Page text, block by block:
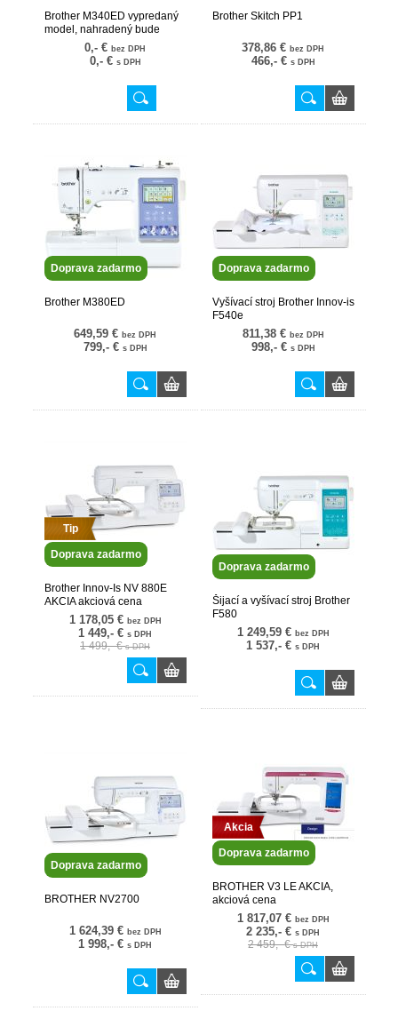
Brother M340ED vypredaný
model, nahradený bude
0,- € bez DPH
0,- € s DPH
Brother Skitch PP1
378,86 € bez DPH
466,- € s DPH
Doprava zadarmo
Brother M380ED
649,59 € bez DPH
799,- € s DPH
Doprava zadarmo
Vyšívací stroj Brother Innov-is
F540e
811,38 € bez DPH
998,- € s DPH
Tip
Doprava zadarmo
Brother Innov-Is NV 880E
AKCIA akciová cena
1 178,05 € bez DPH
1 449,- € s DPH
1 499,- €s DPH
Doprava zadarmo
Šijací a vyšívací stroj Brother
F580
1 249,59 € bez DPH
1 537,- € s DPH
Doprava zadarmo
BROTHER NV2700
1 624,39 € bez DPH
1 998,- € s DPH
Akcia
Doprava zadarmo
BROTHER V3 LE AKCIA,
akciová cena
1 817,07 € bez DPH
2 235,- € s DPH
2 459,- €s DPH